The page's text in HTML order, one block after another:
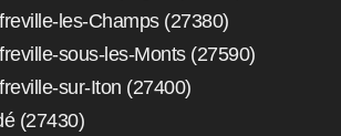
les-Champs (27380)
sous-les-Monts (27590)
sur-Iton (27400)
(27430)